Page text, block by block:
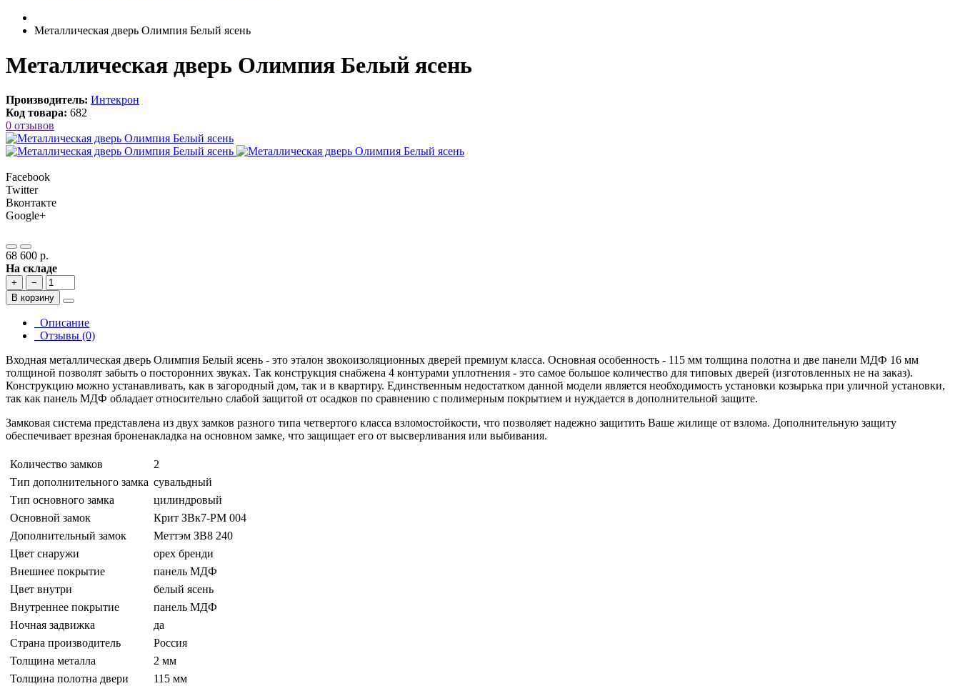
Металлическая дверь Олимпия Белый ясень
Металлическая дверь Олимпия Белый ясень
Производитель: Интекрон
Код товара: 682
0 отзывов
Facebook
Twitter
Вконтакте
Google+
68 600 р.
На складе
+
−
В корзину
Описание
Отзывы (0)
Входная металлическая дверь Олимпия Белый ясень - это эталон звокоизоляционных дверей премиум класса. Основная особенность - 115 мм толщина полотна и две панели МДФ 16 мм
толщиной позволят забыть о посторонних звуках. Так конструкция снабжена 4 контурами уплотнения - это самое большое количество для типовых дверей (изготовленных не на заказ).
Конструкцию можно устанавливать, как в загородный дом, так и в квартиру. Единственным недостатком данной модели является необходимость установки козырька при уличной установки,
так как панель МДФ обладает относительно слабой защитой от осадков по сравнению с полимерным покрытием и нуждается в дополнительной защите.
Замковая система представлена из двух замков разного типа четвертого класса взломостойкости, что позволяет надежно защитить Ваше жилище от взлома. Дополнительную защиту
обеспечивает врезная броненакладка на основном замке, что защищает его от высверливания или выбивания.
Количество замков
2
Тип дополнительного замка сувальдный
Тип основного замка
цилиндровый
Основной замок
Крит ЗВк7-РМ 004
Дополнительный замок
Меттэм ЗВ8 240
Цвет снаружи
орех бренди
Внешнее покрытие
панель МДФ
Цвет внутри
белый ясень
Внутреннее покрытие
панель МДФ
Ночная задвижка
да
Страна производитель
Россия
Толщина металла
2 мм
Толщина полотна двери
115 мм